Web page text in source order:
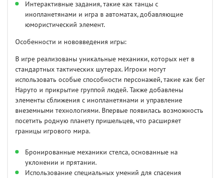
Интерактивные задания, такие как танцы с
инопланетянами и игра в автоматах, добавляющие
юмористический элемент.
Особенности и нововведения игры:
В игре реализованы уникальные механики, которых нет в
стандартных тактических шутерах. Игроки могут
использовать особые способности персонажей, такие как бег
Наруто и прикрытие группой людей. Также добавлены
элементы сближения с инопланетянами и управление
внеземными технологиями. Впервые появилась возможность
посетить родную планету пришельцев, что расширяет
границы игрового мира.
Бронированные механики стелса, основанные на
уклонении и прятании.
Использование специальных умений для спасения